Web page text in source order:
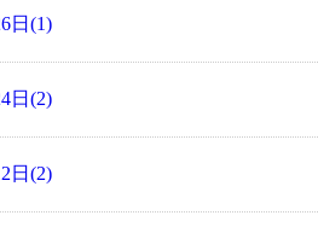
日(1)
日(2)
日(2)